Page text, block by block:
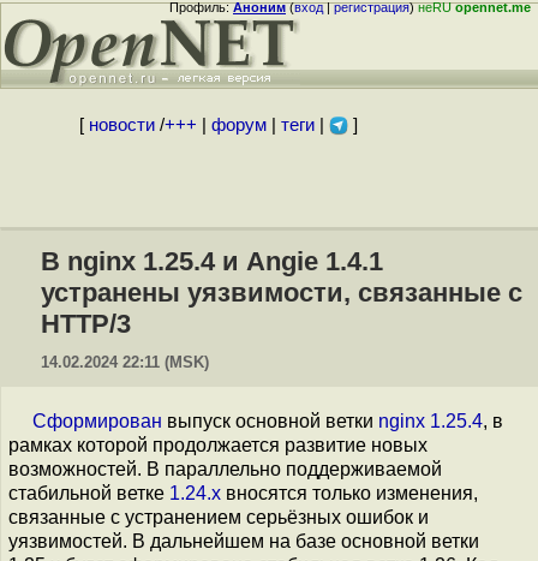
Профиль:Аноним(вход|регистрация)неRUopennet.me
[ новости/+++ форум| теги| ]
В nginx 1.25.4 и Angie 1.4.1
устранены уязвимости, связанные с
HTTP/3
14.02.2024 22:11 (MSK)
Сформирован выпуск основной ветки nginx 1.25.4, в
рамках которой продолжается развитие новых
возможностей. В параллельно поддерживаемой
стабильной ветке 1.24.x вносятся только изменения,
связанные с устранением серьёзных ошибок и
уязвимостей. В дальнейшем на базе основной ветки